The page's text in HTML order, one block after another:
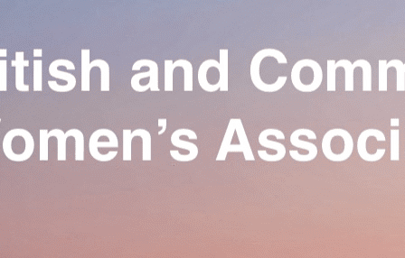
Exporter uniquement les colonnes affichées
Ajoutez un logo, un bouton, des réseaux sociaux